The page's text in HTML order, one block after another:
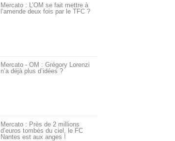
Mercato : L’OM se fait mettre à
l’amende deux fois par le TFC ?
Mercato - OM : Grégory Lorenzi
n’a déjà plus d’idées ?
Mercato : Près de 2 millions
d’euros tombés du ciel, le FC
Nantes est aux anges !